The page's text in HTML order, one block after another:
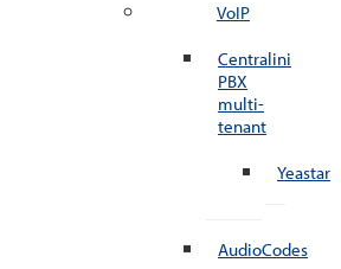
VoIP
Centralini
PBX
multi-
tenant
Yeastar
AudioCodes